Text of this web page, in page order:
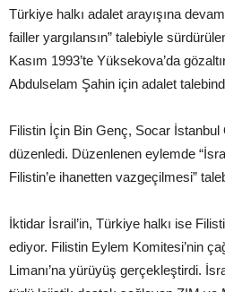
Türkiye halkı adalet arayışına
failler yargılansın” talebiyle
Kasım 1993’te Yüksekova’da
Abdulselam Şahin için adalet
Filistin İçin Bin Genç, Socar İstanbul
düzenledi. Düzenlenen eylemde
Filistin’e ihanetten vazgeçilmesi”
İktidar İsrail’in, Türkiye halkı ise
ediyor. Filistin Eylem Komitesi’nin
Limanı’na yürüyüş gerçekleştirdi.